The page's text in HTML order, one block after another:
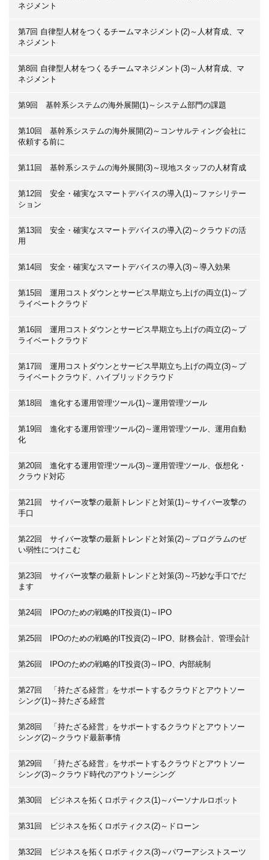
ネジメント
第7回 自律型人材をつくるチームマネジメント(2)～人材育成、マ
ネジメント
第8回 自律型人材をつくるチームマネジメント(3)～人材育成、マ
ネジメント
第9回 基幹系システムの海外展開(1)～システム部門の課題
第10回 基幹系システムの海外展開(2)～コンサルティング会社に
依頼する前に
第11回 基幹系システムの海外展開(3)～現地スタッフの人材育成
第12回 安全・確実なスマートデバイスの導入(1)～ファシリテー
ション
第13回 安全・確実なスマートデバイスの導入(2)～クラウドの活
用
第14回 安全・確実なスマートデバイスの導入(3)～導入効果
第15回 運用コストダウンとサービス早期立ち上げの両立(1)～プ
ライベートクラウド
第16回 運用コストダウンとサービス早期立ち上げの両立(2)～プ
ライベートクラウド
第17回 運用コストダウンとサービス早期立ち上げの両立(3)～プ
ライベートクラウド、ハイブリッドクラウド
第18回 進化する運用管理ツール(1)～運用管理ツール
第19回 進化する運用管理ツール(2)～運用管理ツール、運用自動
化
第20回 進化する運用管理ツール(3)～運用管理ツール、仮想化・
クラウド対応
第21回 サイバー攻撃の最新トレンドと対策(1)～サイバー攻撃の
手口
第22回 サイバー攻撃の最新トレンドと対策(2)～プログラムのぜ
い弱性につけこむ
第23回 サイバー攻撃の最新トレンドと対策(3)～巧妙な手口でだ
ます
第24回 IPOのための戦略的IT投資(1)～IPO
第25回 IPOのための戦略的IT投資(2)～IPO、財務会計、管理会計
第26回 IPOのための戦略的IT投資(3)～IPO、内部統制
第27回 「持たざる経営」をサポートするクラウドとアウトソー
シング(1)～持たざる経営
第28回 「持たざる経営」をサポートするクラウドとアウトソー
シング(2)～クラウド最新事情
第29回 「持たざる経営」をサポートするクラウドとアウトソー
シング(3)～クラウド時代のアウトソーシング
第30回 ビジネスを拓くロボティクス(1)～パーソナルロボット
第31回 ビジネスを拓くロボティクス(2)～ドローン
第32回 ビジネスを拓くロボティクス(3)～パワーアシストスーツ